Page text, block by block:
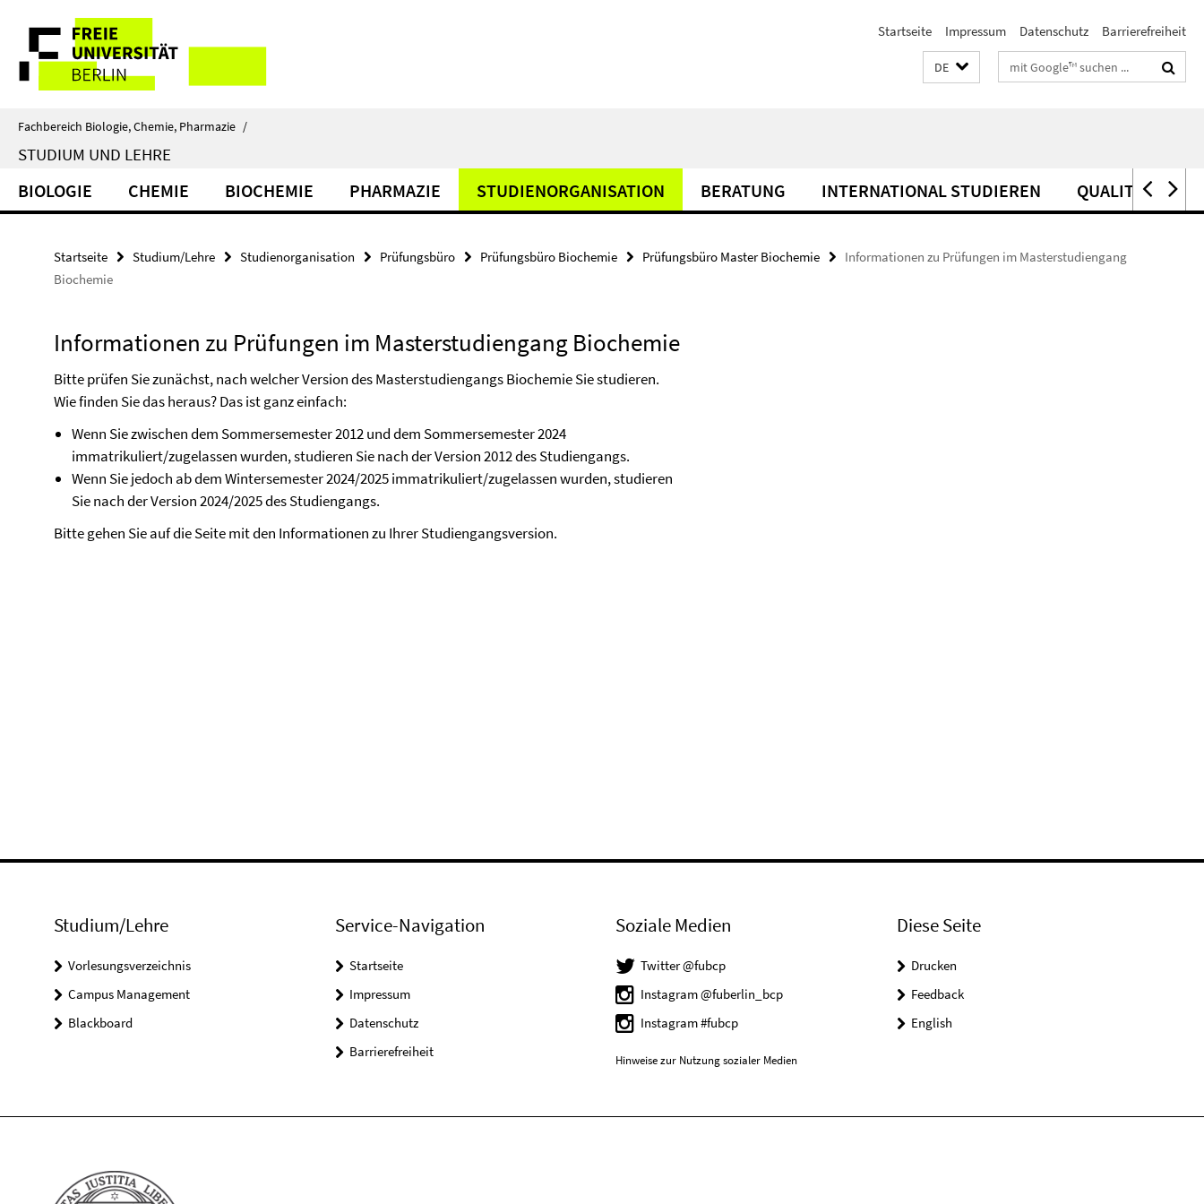
direkt
Inhalt
Service-
Navigation
Startseite Impressum Datenschutz Barrierefreiheit
DE Suchbegriffe
Fachbereich Biologie, Chemie, Pharmazie /
STUDIUM UND LEHRE
BIOLOGIE CHEMIE BIOCHEMIE PHARMAZIE STUDIENORGANISATION BERATUNG INTERNATIONAL STUDIEREN
Startseite Studium/Lehre Studienorganisation Prüfungsbüro Prüfungsbüro Biochemie Prüfungsbüro Master Biochemie
Informationen zu Prüfungen im Masterstudiengang
Biochemie
Informationen zu Prüfungen im Masterstudiengang Biochemie
Bitte prüfen Sie zunächst, nach welcher Version des Masterstudiengangs Biochemie Sie studieren.
Wie finden Sie das heraus? Das ist ganz einfach:
Wenn Sie zwischen dem Sommersemester 2012 und dem Sommersemester 2024
immatrikuliert/zugelassen wurden, studieren Sie nach der Version 2012 des Studiengangs.
Wenn Sie jedoch ab dem Wintersemester 2024/2025 immatrikuliert/zugelassen wurden, studieren
Sie nach der Version 2024/2025 des Studiengangs.
Bitte gehen Sie auf die Seite mit den Informationen zu Ihrer Studiengangsversion.
Studium/Lehre
Vorlesungsverzeichnis
Campus Management
Blackboard
Service-Navigation
Startseite
Impressum
Datenschutz
Barrierefreiheit
Soziale Medien
Twitter @fubcp
Instagram @fuberlin_bcp
Instagram #fubcp
Hinweise zur Nutzung sozialer Medien
Diese Seite
Drucken
Feedback
English